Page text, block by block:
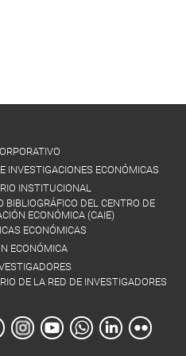
INVESTIGACIONES ECONÓMICAS
INSTITUCIONAL
BIBLIOGRÁFICO DEL CENTRO DE
ECONÓMICA (CAIE)
ECONÓMICAS
ECONÓMICA
DE LA RED DE INVESTIGADORES